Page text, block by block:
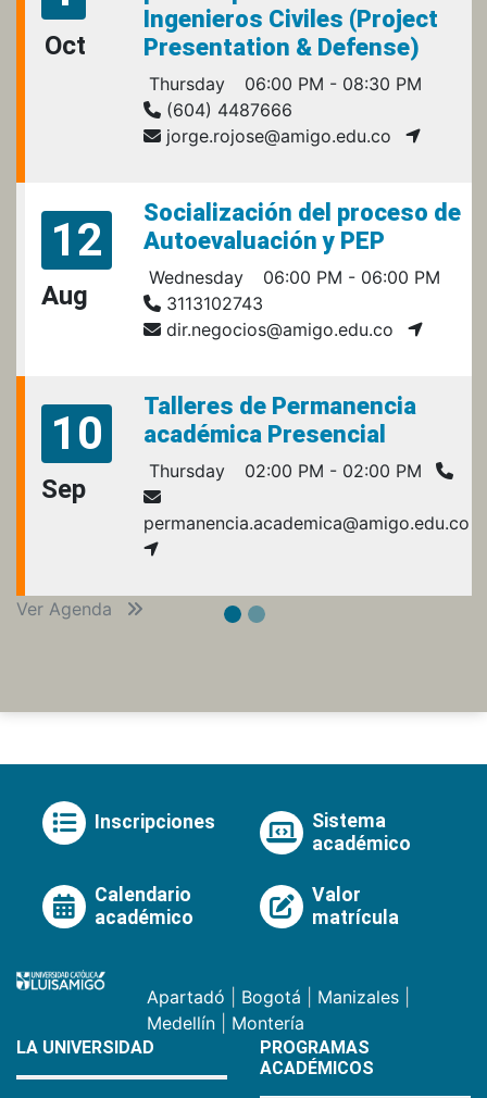
Oct
Ingenieros Civiles (Project
Presentation & Defense)
Thursday
06:00 PM - 08:30 PM
(604) 4487666
jorge.rojose@amigo.edu.co
12
Aug
Socialización del proceso de
Autoevaluación y PEP
Wednesday
06:00 PM - 06:00 PM
3113102743
dir.negocios@amigo.edu.co
10
Sep
Talleres de Permanencia
académica Presencial
Thursday 02:00 PM - 02:00 PM
permanencia.academica@amigo.edu.co
Ver Agenda
Inscripciones
Sistema
académico
Calendario
académico
Valor
matrícula
Apartadó Bogotá Manizales
Medellín
Montería
LA UNIVERSIDAD
PROGRAMAS
ACADÉMICOS